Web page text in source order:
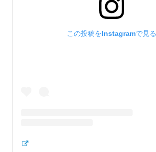
この投稿をInstagramで見る